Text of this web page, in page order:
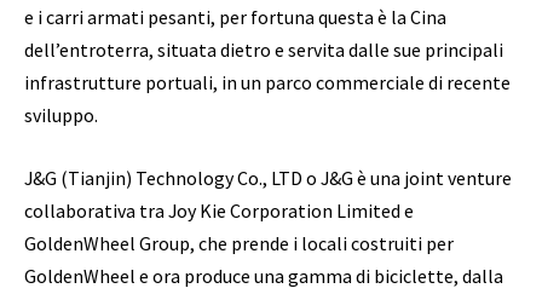
e i carri armati pesanti, per fortuna questa è la Cina
dell’entroterra, situata dietro e servita dalle sue principali
infrastrutture portuali, in un parco commerciale di recente
sviluppo.
J&G (Tianjin) Technology Co., LTD o J&G è una joint venture
collaborativa tra Joy Kie Corporation Limited e
GoldenWheel Group, che prende i locali costruiti per
GoldenWheel e ora produce una gamma di biciclette, dalla